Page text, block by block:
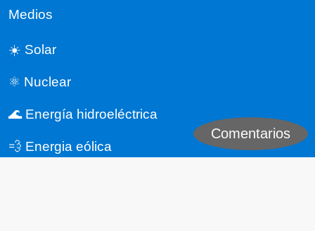
Comentarios
Medios
☀️ Solar
⚛️ Nuclear
🌊 Energía hidroeléctrica
💨 Energia eólica